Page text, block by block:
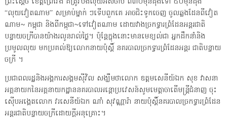
“លុយវៀតណាម” សម្រាប់ម្នាក់ ៗទើបពួកគេ អាចជិះទូកចេញ ចូលឆ្លងដែនពីវៀត
ណាម~ កម្ពុជា និងពីកម្ពុជា~ទៅវៀតណាម ដោយវាងច្រកទ្វារព្រំដែនអន្តរជាតិ
បន្ទាយចក្រីបានយ៉ាងរលូនរាល់ថ្ងៃ។ ប៉ុន្តែក្នុងនោះមានមេខ្យល់ជា អ្នកដឹកនាំនិង
ប្រមូលលុយ មកប្រគល់ឱ្យលោកនាយប៉ុស្តិ៍ នគរបាលច្រកទ្វារព្រំដែនអន្តរ ជាតិបន្ទាយ
ចក្រី ។
ប្រជាពលរដ្ឋនិងអង្គការសង្គមស៊ីវិល សង្ឃឹមថាលោក ឧត្តមសេនីយ៍ឯក សុខ វាសនា
អគ្គនាយកនៃអគ្គនាយកដ្ឋាននគរបាលអន្តោប្រវេសន៍សូមមេត្តាចាតើមន្ត្រីជំនាញ ចុះ
ស៊ើបអង្គេតលោក វរសេនីយ៍ឯក ណាំ សុវណ្ណារ៉ា នាយប៉ុស្តិ៍នគរបាលច្រកទ្វារព្រំដែន
អន្តរជាតិបន្ទាយចក្រីដោយក្តីអនុគ្រោះ។